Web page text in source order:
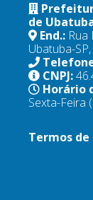
de
End.: Rua
Ubatuba-
CNPJ:
Horário
Sexta-Feira
Termos de